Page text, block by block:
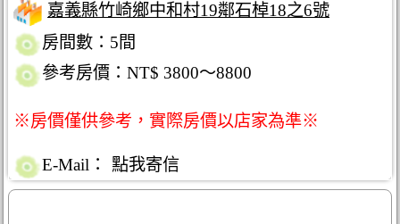
嘉義縣竹崎鄉中和村19鄰石棹18之6號
房間數：5間
參考房價：NT$ 3800～8800
※房價僅供參考，實際房價以店家為準※
E-Mail： 點我寄信